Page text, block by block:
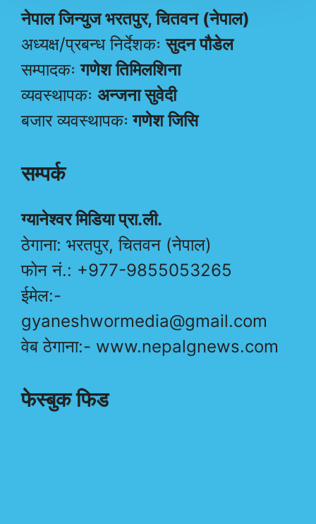
नेपाल जिन्युज भरतपुर, चितवन (नेपाल)
अध्यक्ष/प्रबन्ध निर्देशकःसुदन पौडेल
सम्पादकःगणेश तिमिलशिना
व्यवस्थापकः अन्जना सुवेदी
बजार व्यवस्थापकः गणेश जिसि
सम्पर्क
ग्यानेश्वर मिडिया प्रा.ली.
ठेगाना: भरतपुर, चितवन (नेपाल)
फोन नं.: +977-9855053265
ईमेल:-
gyaneshwormedia@gmail.com
वेब ठेगाना:- www.nepalgnews.com
फेस्बुक फिड